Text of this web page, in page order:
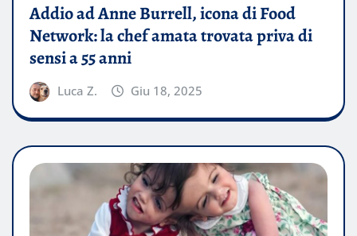
Addio ad Anne Burrell, icona di Food
Network: la chef amata trovata priva di
sensi a 55 anni
Luca Z. Giu 18, 2025